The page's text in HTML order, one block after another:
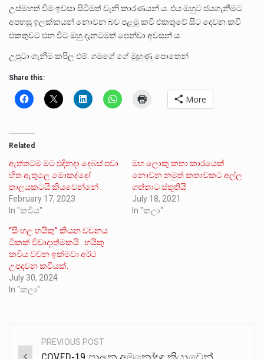
උස්මහත් වීම ඉවසා සිටීමත් වැනි කාරණයන් ය. එය ඔහුට ජයගැනීමට
අපහසු ඉලක්කයන් නොවන බව පළමු කවි එකතුවේ සිට දෙවන කවි
එකතුවට එන විට ඔහු දැනටමත් පෙන්වා අවසන් ය.
උපුටා ගැනීම කපිල එම්. ගමගේ ගේ මුහුණු පොතෙන්
Share this:
More
Related
ඇත්තටම මට එදිනදා දෙබස් පවා
හිත ඇතුලෙ මොකද්දෝ
තාලයකටයි කියවෙන්නේ .
February 17, 2023
In "කවිය"
මහ ලොකු කතා කාරයෙක්
නොවන නමුත් කතාවකට අල්ල
ගත්තාට ස්තූතියි
July 18, 2021
In "කලා"
“සිංහල හයිකු” කියන වචනය
ටිකක් විවාදාත්මකයි . හයිකු
කවිය වචන ඉක්මවා අර්ථ
උපදවන කවියක්.
July 30, 2024
In "කලා"
PostPREVIOUS POST